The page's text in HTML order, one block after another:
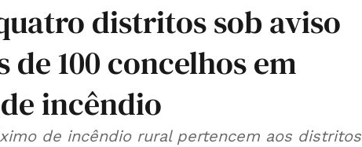
distritos sob aviso
100 concelhos em
incêndio
de incêndio rural pertencem aos distritos